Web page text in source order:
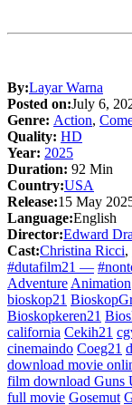
By:Layar Warna
Posted on:July 6,
Genre: Action,
Quality: HD
Year: 2025
Duration: 92 Min
Country:USA
Release:15 May
Language:English
Director:Edward
Cast:Christina Ricci,
#dutafilm21 —
Adventure Animation
bioskop21
Bioskopkeren21
california Cekih21
cinemaindo Coeg21
download movie
film download Guns
full movie Gosemut